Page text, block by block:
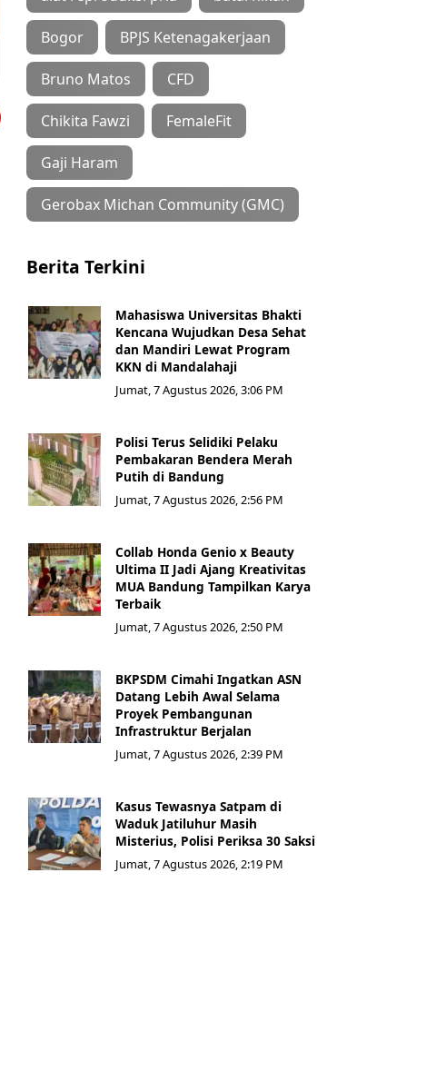
Bogor BPJS Ketenagakerjaan
Bruno Matos CFD
Chikita Fawzi FemaleFit
Gaji Haram
Gerobax Michan Community (GMC)
Berita Terkini
Mahasiswa Universitas Bhakti
Kencana Wujudkan Desa Sehat
dan Mandiri Lewat Program
KKN di Mandalahaji
Jumat, 7 Agustus 2026, 3:06 PM
Polisi Terus Selidiki Pelaku
Pembakaran Bendera Merah
Putih di Bandung
Jumat, 7 Agustus 2026, 2:56 PM
Collab Honda Genio x Beauty
Ultima II Jadi Ajang Kreativitas
MUA Bandung Tampilkan Karya
Terbaik
Jumat, 7 Agustus 2026, 2:50 PM
BKPSDM Cimahi Ingatkan ASN
Datang Lebih Awal Selama
Proyek Pembangunan
Infrastruktur Berjalan
Jumat, 7 Agustus 2026, 2:39 PM
Kasus Tewasnya Satpam di
Waduk Jatiluhur Masih
Misterius, Polisi Periksa 30 Saksi
Jumat, 7 Agustus 2026, 2:19 PM